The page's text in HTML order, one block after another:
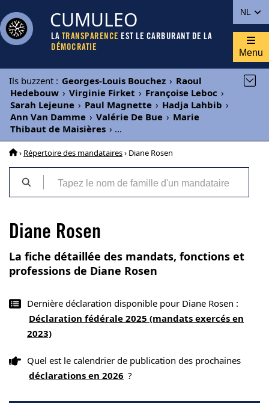
NL
CUMULEO
LA TRANSPARENCE EST LE CARBURANT DE LA
DÉMOCRATIE
Menu
Ils buzzent : Georges-Louis Bouchez › Raoul
Hedebouw › Virginie Firket › Françoise Leboc ›
Sarah Lejeune › Paul Magnette › Hadja Lahbib ›
Ann Van Damme › Valérie De Bue › Marie
Thibaut de Maisières › ...
› Répertoire des mandataires› Diane Rosen
Diane Rosen
La fiche détaillée des mandats, fonctions et
professions de Diane Rosen
Dernière déclaration disponible pour Diane Rosen :
Déclaration fédérale 2025 (mandats exercés en
2023)
Quel est le calendrier de publication des prochaines
déclarations en 2026 ?